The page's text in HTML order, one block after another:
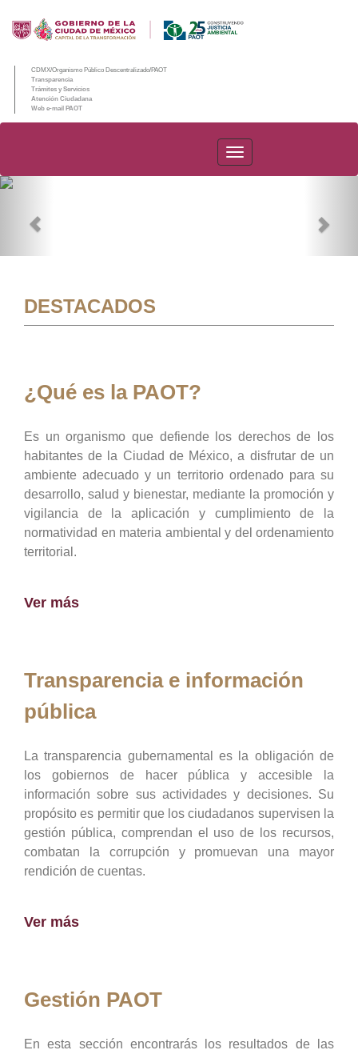
CDMX/Organismo Público Descentralizado/PAOT
Transparencia
Trámites y Servicios
Atención Ciudadana
Web e-mail PAOT
PAOT
DESTACADOS
¿Qué es la PAOT?
Es un organismo que defiende los derechos de los
habitantes de la Ciudad de México, a disfrutar de un
ambiente adecuado y un territorio ordenado para su
desarrollo, salud y bienestar, mediante la promoción y
vigilancia de la aplicación y cumplimiento de la
normatividad en materia ambiental y del ordenamiento
territorial.
Ver más
Transparencia e información
pública
La transparencia gubernamental es la obligación de
los gobiernos de hacer pública y accesible la
información sobre sus actividades y decisiones. Su
propósito es permitir que los ciudadanos supervisen la
gestión pública, comprendan el uso de los recursos,
combatan la corrupción y promuevan una mayor
rendición de cuentas.
Ver más
Gestión PAOT
En esta sección encontrarás los resultados de las